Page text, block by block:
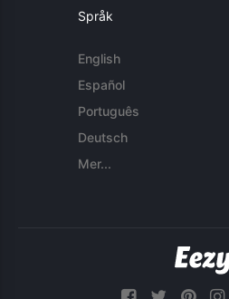
Språk
English
Español
Português
Deutsch
Mer...